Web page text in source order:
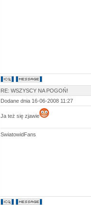
RE: WSZYSCY NA POGOŃ!
Dodane dnia 16-06-2008 11:27
Ja też się zjawie
SwiatowidFans